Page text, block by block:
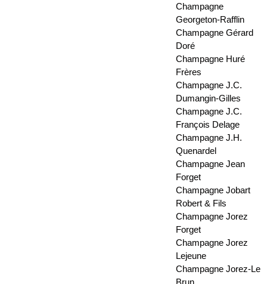
Champagne
Georgeton-Rafflin
Champagne Gérard
Doré
Champagne Huré
Frères
Champagne J.C.
Dumangin-Gilles
Champagne J.C.
François Delage
Champagne J.H.
Quenardel
Champagne Jean
Forget
Champagne Jobart
Robert & Fils
Champagne Jorez
Forget
Champagne Jorez
Lejeune
Champagne Jorez-Le
Brun